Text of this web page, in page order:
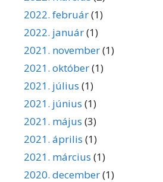
2022. február(1)
2022. január(1)
2021. november(1)
2021. október(1)
2021. július (1)
2021. június (1)
2021. május (3)
2021. április (1)
2021. március (1)
2020. december(1)